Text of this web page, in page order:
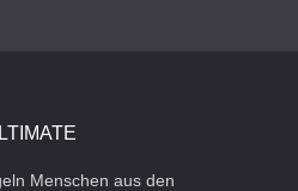
Menschen aus den